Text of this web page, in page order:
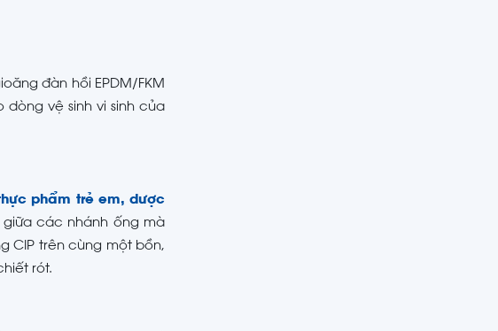
đàn hồi EPDM/FKM
dòng vệ sinh vi sinh của
phẩm trẻ em, dược
các nhánh ống mà
CIP trên cùng một bồn,
rót.